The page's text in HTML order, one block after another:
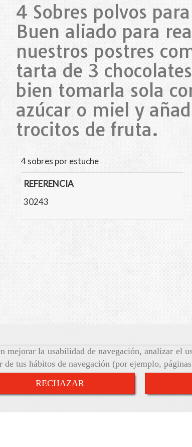
la usabilidad de navegación, analizar el
tus hábitos de navegación (por ejemplo,
RECHAZAR
4 Sobres polvos
Buen aliado para
nuestros postres
tarta de 3
bien tomarla sola
azúcar o miel y
trocitos de fruta.
4 sobres por estuche
REFERENCIA
30243